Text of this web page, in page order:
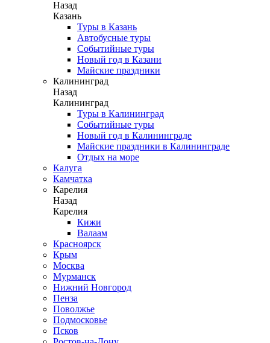
Назад
Казань
Туры в Казань
Автобусные туры
Событийные туры
Новый год в Казани
Майские праздники
Калининград
Назад
Калининград
Туры в Калининград
Событийные туры
Новый год в Калининграде
Майские праздники в Калининграде
Отдых на море
Калуга
Камчатка
Карелия
Назад
Карелия
Кижи
Валаам
Красноярск
Крым
Москва
Мурманск
Нижний Новгород
Пенза
Поволжье
Подмосковье
Псков